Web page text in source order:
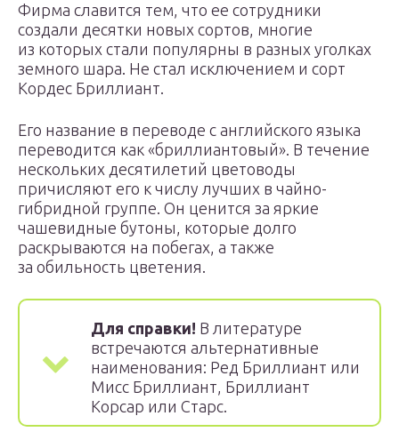
Фирма славится тем, что ее сотрудники
создали десятки новых сортов, многие
из которых стали популярны в разных уголках
земного шара. Не стал исключением и сорт
Кордес Бриллиант.
Его название в переводе с английского языка
переводится как «бриллиантовый». В течение
нескольких десятилетий цветоводы
причисляют его к числу лучших в чайно-
гибридной группе. Он ценится за яркие
чашевидные бутоны, которые долго
раскрываются на побегах, а также
за обильность цветения.
Для справки! В литературе
встречаются альтернативные
наименования: Ред Бриллиант или
Мисс Бриллиант, Бриллиант
Корсар или Старс.